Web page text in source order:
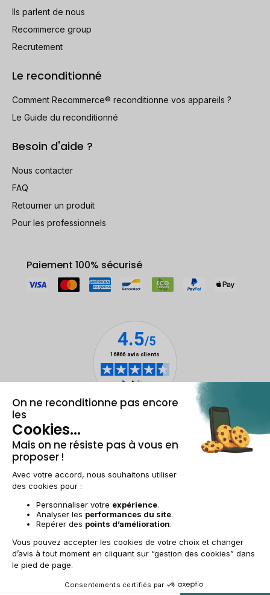
Ils parlent de nous
Recommerce group
Recrutement
Le reconditionné
Comment Recommerce® reconditionne vos appareils ?
Le Guide du reconditionné
Besoin d'aide ?
Nous contacter
FAQ
Retourner un produit
Pour les professionnels
Paiement 100% sécurisé
Mentions légales & CGU
Conditions générales de venteDonnées personnelles
AccessibilitéPlan du site
BE-FR | €